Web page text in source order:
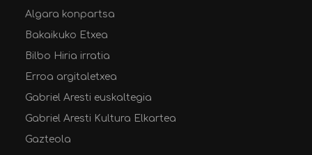
Algara konpartsa
Bakaikuko Etxea
Bilbo Hiria irratia
Erroa argitaletxea
Gabriel Aresti euskaltegia
Gabriel Aresti Kultura Elkartea
Gazteola